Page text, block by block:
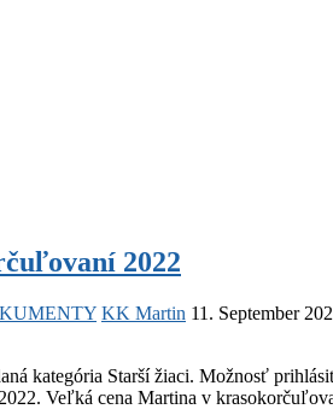
2022
KK Martin 11. September
kategória Starší žiaci. Možnosť
Veľká cena Martina v